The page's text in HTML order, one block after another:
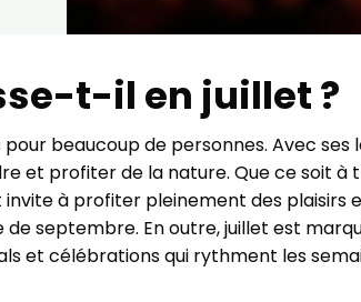
t-il en juillet ?
beaucoup de personnes. Avec ses
et profiter de la nature. Que ce soit à
à profiter pleinement des plaisirs
septembre. En outre, juillet est
et célébrations qui rythment les